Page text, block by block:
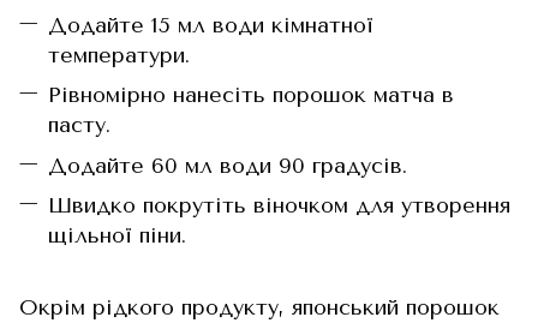
Додайте 15 мл води кімнатної
температури.
Рівномірно нанесіть порошок матча в
пасту.
Додайте 60 мл води 90 градусів.
Швидко покрутіть віночком для утворення
щільної піни.
Окрім рідкого продукту, японський порошок